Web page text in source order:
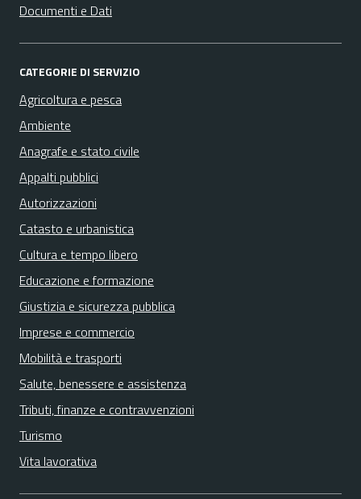
Documenti e Dati
CATEGORIE DI SERVIZIO
Agricoltura e pesca
Ambiente
Anagrafe e stato civile
Appalti pubblici
Autorizzazioni
Catasto e urbanistica
Cultura e tempo libero
Educazione e formazione
Giustizia e sicurezza pubblica
Imprese e commercio
Mobilità e trasporti
Salute, benessere e assistenza
Tributi, finanze e contravvenzioni
Turismo
Vita lavorativa